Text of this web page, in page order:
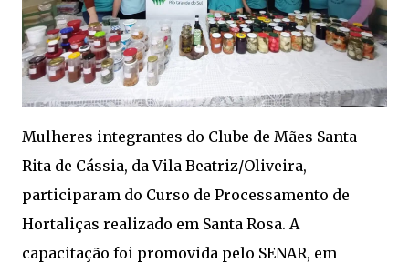
Mulheres integrantes do Clube de Mães Santa
Rita de Cássia, da Vila Beatriz/Oliveira,
participaram do Curso de Processamento de
Hortaliças realizado em Santa Rosa. A
capacitação foi promovida pelo SENAR, em